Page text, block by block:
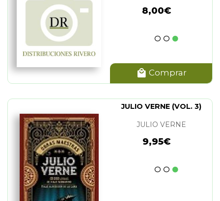
8,00€
Comprar
JULIO VERNE (VOL. 3)
JULIO VERNE
9,95€